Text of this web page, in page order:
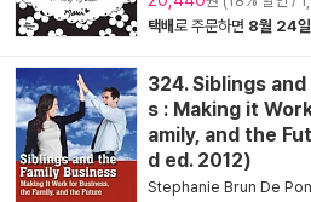
택배로 주문하면 8월 24일
324. Siblings
s : Making it
amily, and the
d ed. 2012)
Stephanie Brun De